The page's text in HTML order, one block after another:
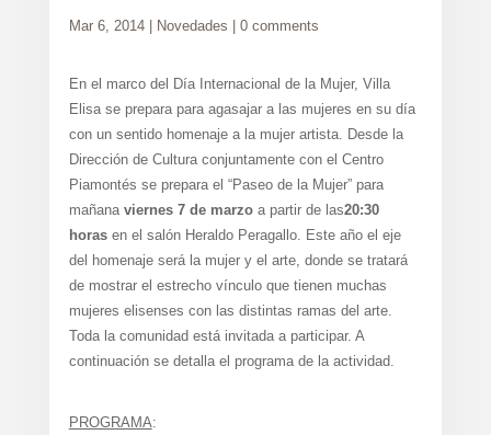
Mar 6, 2014| Novedades 0 comments
En el marco del Día Internacional de la Mujer, Villa
Elisa se prepara para agasajar a las mujeres en su día
con un sentido homenaje a la mujer artista. Desde la
Dirección de Cultura conjuntamente con el Centro
Piamontés se prepara el “Paseo de la Mujer” para
mañana viernes 7 de marzoa partir de las20:30
horasen el salón Heraldo Peragallo. Este año el eje
del homenaje será la mujer y el arte, donde se tratará
de mostrar el estrecho vínculo que tienen muchas
mujeres elisenses con las distintas ramas del arte.
Toda la comunidad está invitada a participar. A
continuación se detalla el programa de la actividad.
PROGRAMA: